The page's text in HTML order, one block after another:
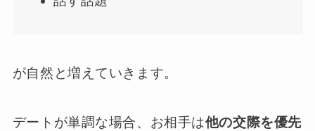
が自然と増えていきます。
デートが単調な場合、お相手は他の交際を優先